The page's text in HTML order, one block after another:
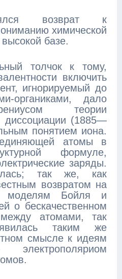
возврат к
химической
базе.
толчок к тому,
включить
игнорируемый до
органиками, дало
теории
диссоциации (1885—
понятием иона.
атомы в
формуле,
заряды.
так же, как
возвратом на
моделям Бойля и
о бескачественном
атомами, так
таким же
смысле к идеям